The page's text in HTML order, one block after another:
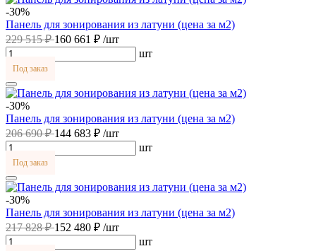
-30%
Панель для зонирования из латуни (цена за м2)
229 515 ₽160 661 ₽ /шт
шт
Под заказ
-30%
Панель для зонирования из латуни (цена за м2)
206 690 ₽144 683 ₽ /шт
шт
Под заказ
-30%
Панель для зонирования из латуни (цена за м2)
217 828 ₽152 480 ₽ /шт
шт